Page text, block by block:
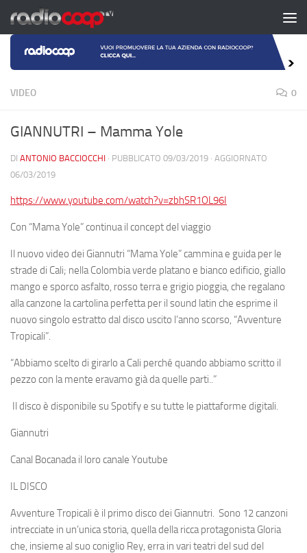
Salta al contenuto
VIDEO 0
GIANNUTRI – Mamma Yole
DI ANTONIO BACCIOCCHI · PUBBLICATO 09/03/2019 · AGGIORNATO
06/03/2019
https://www.youtube.com/watch?v=zbhSR1OL96I
Con “Mama Yole” continua il concept del viaggio
Il nuovo video dei Giannutri “Mama Yole” cammina e guida per le
strade di Cali; nella Colombia verde platano e bianco edificio, giallo
mango e sporco asfalto, rosso terra e grigio pioggia, che regalano
alla canzone la cartolina perfetta per il sound latin che esprime il
nuovo singolo estratto dal disco uscito l’anno scorso, “Avventure
Tropicali”.
“Abbiamo scelto di girarlo a Cali perché quando abbiamo scritto il
pezzo con la mente eravamo già da quelle parti..”
Il disco è disponibile su Spotify e su tutte le piattaforme digitali.
Giannutri
Canal Bocanada il loro canale Youtube
IL DISCO
Avventure Tropicali è il primo disco dei Giannutri. Sono 12 canzoni
intrecciate in un’unica storia, quella della ricca protagonista Gloria
che, insieme al suo coniglio Rey, erra in vari teatri del sud del